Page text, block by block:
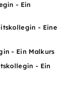
- Ein
- Eine
- Ein Malkurs
- Ein